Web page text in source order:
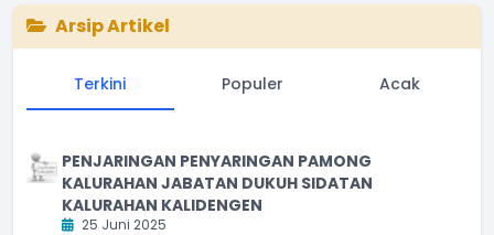
Arsip Artikel
Terkini Populer Acak
PENJARINGAN PENYARINGAN PAMONG
KALURAHAN JABATAN DUKUH SIDATAN
KALURAHAN KALIDENGEN
25 Juni 2025